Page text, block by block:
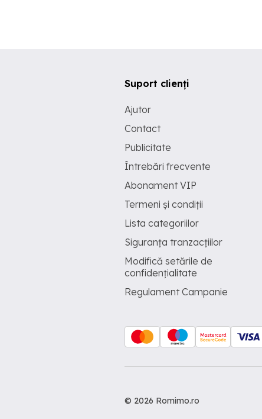
Suport clienți
Ajutor
Contact
Publicitate
Întrebări frecvente
Abonament VIP
Termeni și condiții
Lista categoriilor
Siguranța tranzacțiilor
Modifică setările de
confidențialitate
Regulament Campanie
© 2026 Romimo.ro